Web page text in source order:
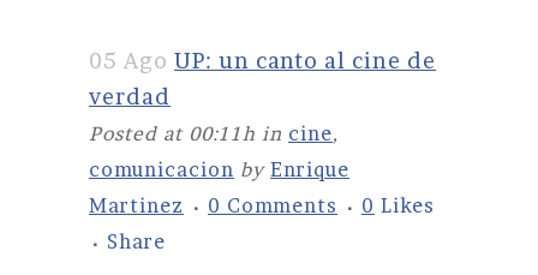
05 Ago UP: un canto al cine de
verdad
Posted at 00:11h in cine,
comunicacion by Enrique
Martinez
0 Comments 0 Likes
Share